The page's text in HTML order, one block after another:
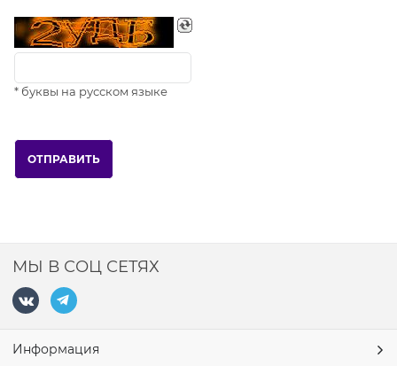
* буквы на русском языке
МЫ В СОЦ СЕТЯХ
Информация